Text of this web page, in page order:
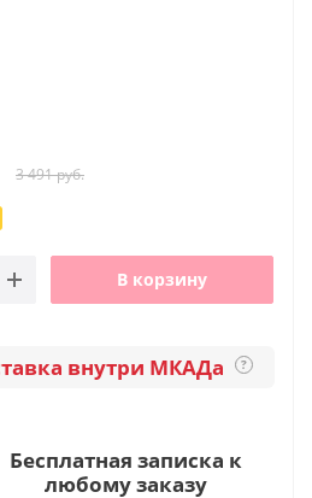
3 491 руб.
В корзину
внутри МКАДа ?
Бесплатная записка к
любому заказу